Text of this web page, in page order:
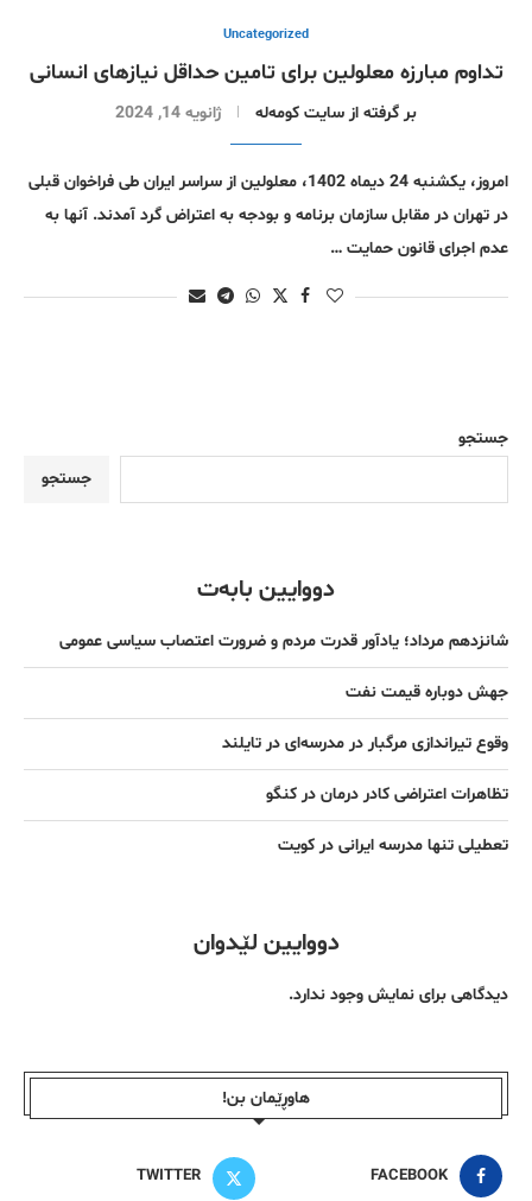
Uncategorized
تداوم مبارزه معلولین برای تامین حداقل نیازهای انسانی
بر گرفتە از سایت کومەلە ژانویه 14, 2024
امروز، یکشنبه 24 دیماه 1402، معلولین از سراسر ایران طی فراخوان قبلی
در تهران در مقابل سازمان برنامه و بودجه به اعتراض گرد آمدند. آنها به
عدم اجرای قانون حمایت …
جستجو
جستجو
دووایین بابەت
شانزدهم مرداد؛ یادآور قدرت مردم و ضرورت اعتصاب سیاسی عمومی
جهش دوباره قیمت نفت
وقوع تیراندازی مرگبار در مدرسه‌ای در تایلند
تظاهرات اعتراضی کادر درمان در کنگو
تعطیلی تنها مدرسه ایرانی در کویت
دووایین لێدوان
دیدگاهی برای نمایش وجود ندارد.
هاوڕێمان بن!
FACEBOOK
TWITTER